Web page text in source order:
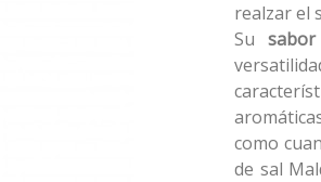
realzar el
Su
como
de sal